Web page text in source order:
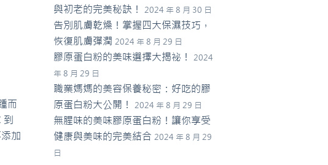
而
加
與初老的完美秘訣！
2024 年 8 月 30 日
告別肌膚乾燥！掌握四大保濕技巧，
恢復肌膚彈潤 2024 年 8 月 29 日
膠原蛋白粉的美味選擇大揭祕！
2024
年 8 月 29 日
職業媽媽的美容保養秘密：好吃的膠
原蛋白粉大公開！
2024 年 8 月 29 日
無腥味的美味膠原蛋白粉！讓你享受
健康與美味的完美結合 2024 年 8 月 29
日